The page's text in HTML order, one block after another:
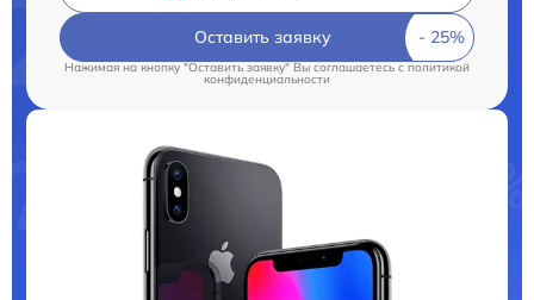
Оставить заявку
Нажимая на кнопку "Оставить заявку" Вы соглашаетесь cполитикой
конфиденциальности